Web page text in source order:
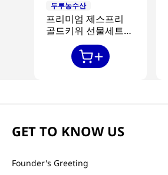
두루농수산
프리미엄 제스프리
골드키위 선물세트
GET TO KNOW US
Founder's Greeting